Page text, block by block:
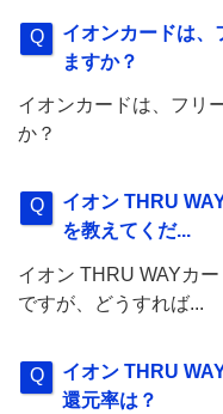
イオンカードは、
ますか？
イオンカードは、フリ
か？
イオン THRU
を教えてくだ...
イオン THRU WAYカ
ですが、どうすれば...
イオン THRU
還元率は？